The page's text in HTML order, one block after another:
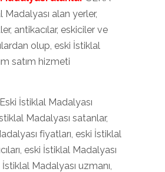
Madalyası alan yerler,
antikacılar, eskiciler ve
olup, eski İstiklal
satım hizmeti
İstiklal Madalyası
Madalyası satanlar,
fiyatları, eski İstiklal
eski İstiklal Madalyası
İstiklal Madalyası uzmanı,